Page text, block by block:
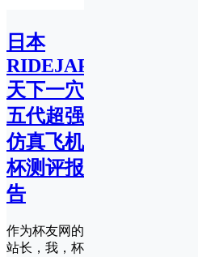
日本
RIDEJAPAN
天下一穴
五代超强
仿真飞机
杯测评报
告
作为杯友网的
站长，我，杯